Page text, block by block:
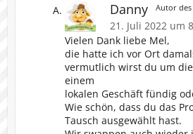
Danny Autor
21. Juli 2022 um
Vielen Dank liebe Mel,
die hatte ich vor Ort
vermutlich wirst du um
einem
lokalen Geschäft fündig
Wie schön, dass du das
Tausch ausgewählt hast.